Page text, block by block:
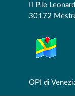
P.le
30172
OPI di